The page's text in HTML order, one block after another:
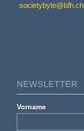
societybyte@bfh.ch
NEWSLETTER
Vorname